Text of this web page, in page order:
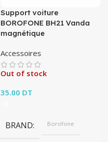
Support voiture
BOROFONE BH21 Vanda
magnétique
Accessoires
Out of stock
35.00 DT
BRAND Borofone